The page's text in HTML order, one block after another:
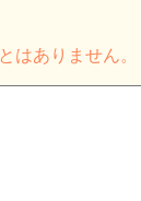
はありません。